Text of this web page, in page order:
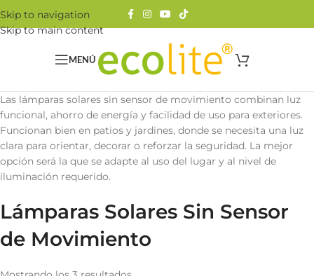
Skip to navigation
Skip to main content
MENÚ
Las lámparas solares sin sensor de movimiento combinan luz
funcional, ahorro de energía y facilidad de uso para exteriores.
Funcionan bien en patios y jardines, donde se necesita una luz
clara para orientar, decorar o reforzar la seguridad. La mejor
opción será la que se adapte al uso del lugar y al nivel de
iluminación requerido.
Lámparas Solares Sin Sensor
de Movimiento